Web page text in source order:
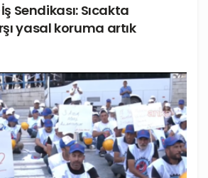
Sendikası: Sıcakta
yasal koruma artık